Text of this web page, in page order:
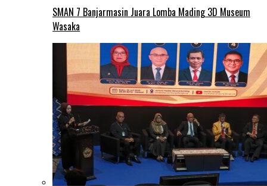
SMAN 7 Banjarmasin Juara Lomba Mading 3D Museum
Wasaka